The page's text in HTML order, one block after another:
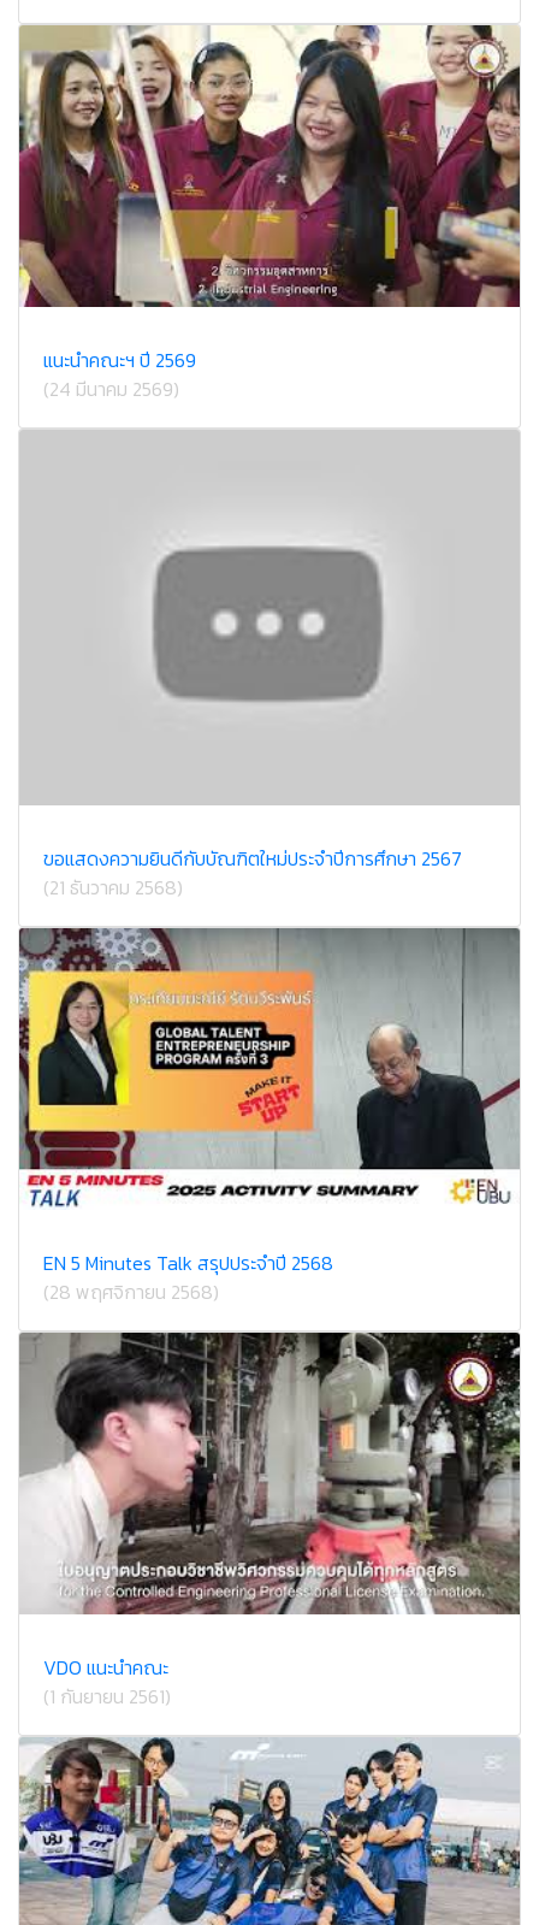
แนะนำคณะฯ ปี 2569
(24 มีนาคม 2569)
ขอแสดงความยินดีกับบัณฑิตใหม่ประจำปีการศึกษา 2567
(21 ธันวาคม 2568)
EN 5 Minutes Talk สรุปประจำปี 2568
(28 พฤศจิกายน 2568)
VDO แนะนำคณะ
(1 กันยายน 2561)